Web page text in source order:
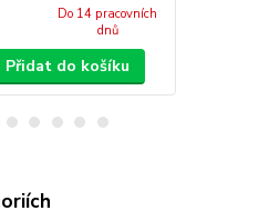
Do 14 pracovních
dnů
Přidat do košíku